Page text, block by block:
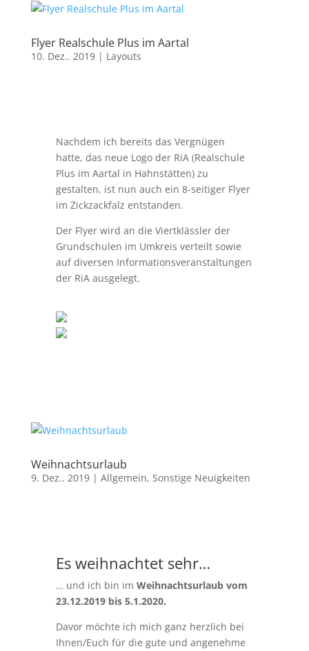
Flyer Realschule Plus im Aartal
10. Dez.. 2019| Layouts
Nachdem ich bereits das Vergnügen
hatte, das neue Logo der RiA (Realschule
Plus im Aartal in Hahnstätten) zu
gestalten, ist nun auch ein 8-seitiger Flyer
im Zickzackfalz entstanden.
Der Flyer wird an die Viertklässler der
Grundschulen im Umkreis verteilt sowie
auf diversen Informationsveranstaltungen
der RiA ausgelegt.
Weihnachtsurlaub
9. Dez.. 2019| Allgemein, Sonstige Neuigkeiten
Es weihnachtet sehr…
… und ich bin im Weihnachtsurlaub vom
23.12.2019 bis 5.1.2020.
Davor möchte ich mich ganz herzlich bei
Ihnen/Euch für die gute und angenehme